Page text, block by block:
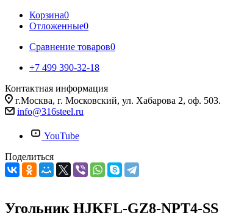
Корзина0
Отложенные0
Сравнение товаров0
+7 499 390-32-18
Контактная информация
г.Москва, г. Московский, ул. Хабарова 2, оф. 503.
info@316steel.ru
YouTube
Поделиться
Угольник HJKFL-GZ8-NPT4-SS